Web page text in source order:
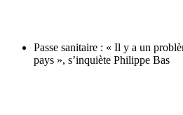
Passe sanitaire : « Il y a un
pays », s’inquiète Philippe Bas